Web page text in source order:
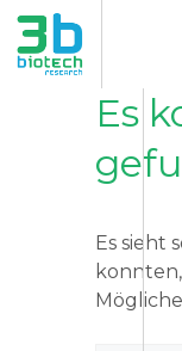
Es
Es sieht